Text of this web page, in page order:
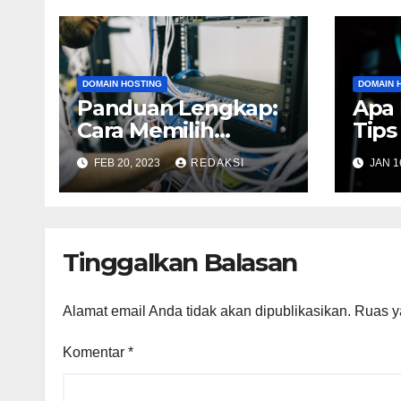
DOMAIN HOSTING
Panduan Lengkap:
Cara Memilih
Hosting yang Tepat
untuk Bisnis Anda
FEB 20, 2023 REDAKSI
DOMAIN
Apa
dan
JAN
Tinggalkan Balasan
Alamat email Anda tidak akan dipublikasikan. Ruas
Komentar *